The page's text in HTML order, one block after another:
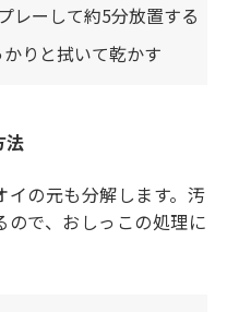
レーして約5分放置する
りと拭いて乾かす
法
の元も分解します。汚
で、おしっこの処理に